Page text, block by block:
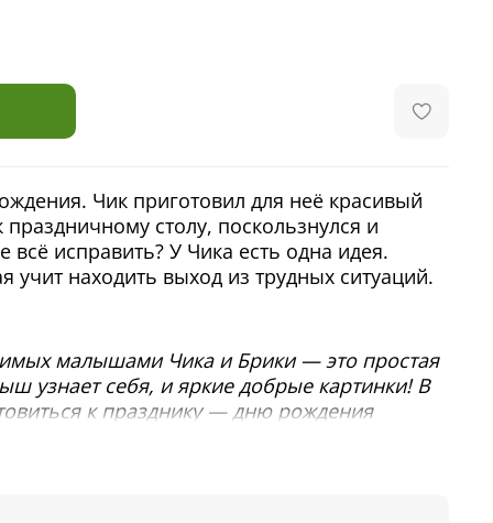
Чик приготовил для неё красивый
праздничному столу, поскользнулся и
всё исправить? У Чика есть одна идея.
учит находить выход из трудных ситуаций.
малышами Чика и Брики — это простая
узнает себя, и яркие добрые картинки! В
к празднику — дню рождения